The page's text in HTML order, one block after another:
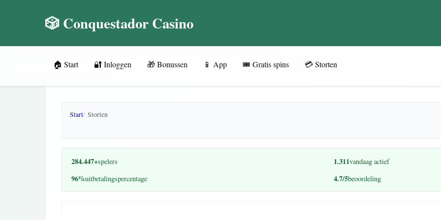
🎲 Conquestador Casino
🏠 Start 🔐 Inloggen 🎁 Bonussen 📱 App 🎟️ Gratis spins 💳 Storten
Start Storten
284.447+spelers 1.311vandaag actief
96%uitbetalingspercentage 4.7/5beoordeling